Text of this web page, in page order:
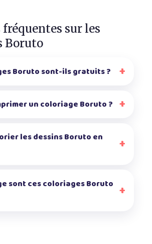
sur les
Boruto
Boruto sont-ils gratuits ?
un coloriage Boruto ?
les dessins Boruto en
sont ces coloriages Boruto